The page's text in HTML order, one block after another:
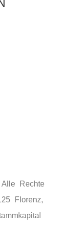
Rechte
Florenz,